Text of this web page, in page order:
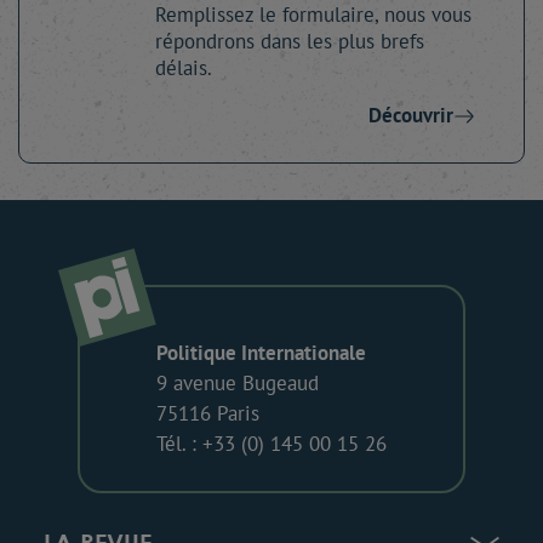
Remplissez le formulaire, nous vous
répondrons dans les plus brefs
délais.
Découvrir
Politique Internationale
9 avenue Bugeaud
75116 Paris
Tél. : +33 (0) 145 00 15 26